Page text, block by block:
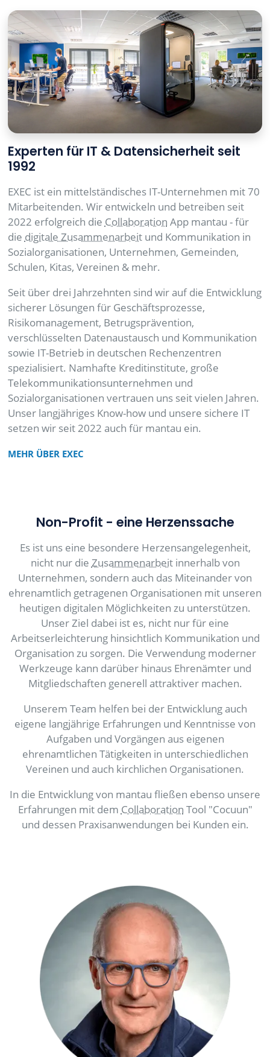
Experten für IT & Datensicherheit seit
1992
EXEC ist ein mittelständisches IT-Unternehmen mit 70
Mitarbeitenden. Wir entwickeln und betreiben seit
2022 erfolgreich die Collaboration App mantau - für
die digitale Zusammenarbeitund Kommunikation in
Sozialorganisationen, Unternehmen, Gemeinden,
Schulen, Kitas, Vereinen & mehr.
Seit über drei Jahrzehnten sind wir auf die Entwicklung
sicherer Lösungen für Geschäftsprozesse,
Risikomanagement, Betrugsprävention,
verschlüsselten Datenaustausch und Kommunikation
sowie IT-Betrieb in deutschen Rechenzentren
spezialisiert. Namhafte Kreditinstitute, große
Telekommunikationsunternehmen und
Sozialorganisationen vertrauen uns seit vielen Jahren.
Unser langjähriges Know-how und unsere sichere IT
setzen wir seit 2022 auch für mantau ein.
MEHR ÜBER EXEC
Non-Profit - eine Herzenssache
Es ist uns eine besondere Herzensangelegenheit,
nicht nur die Zusammenarbeitinnerhalb von
Unternehmen, sondern auch das Miteinander von
ehrenamtlich getragenen Organisationen mit unseren
heutigen digitalen Möglichkeiten zu unterstützen.
Unser Ziel dabei ist es, nicht nur für eine
Arbeitserleichterung hinsichtlich Kommunikation und
Organisation zu sorgen. Die Verwendung moderner
Werkzeuge kann darüber hinaus Ehrenämter und
Mitgliedschaften generell attraktiver machen.
Unserem Team helfen bei der Entwicklung auch
eigene langjährige Erfahrungen und Kenntnisse von
Aufgaben und Vorgängen aus eigenen
ehrenamtlichen Tätigkeiten in unterschiedlichen
Vereinen und auch kirchlichen Organisationen.
In die Entwicklung von mantau fließen ebenso unsere
Erfahrungen mit dem Collaboration Tool "Cocuun"
und dessen Praxisanwendungen bei Kunden ein.